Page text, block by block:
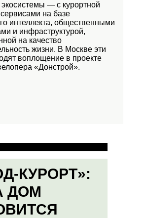
— с курортной
на базе
интеллекта, общественными
и инфраструктурой,
на качество
жизни. В Москве эти
воплощение в проекте
«Донстрой».
КУРОРТ»:
ДОМ